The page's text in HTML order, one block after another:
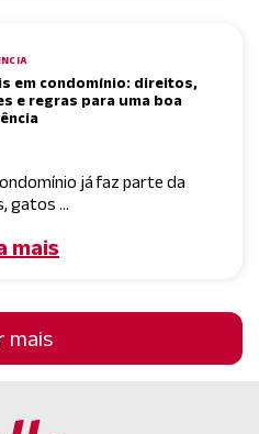
em condomínio: direitos,
e regras para uma boa
já faz parte da
gatos ...
mais
mais